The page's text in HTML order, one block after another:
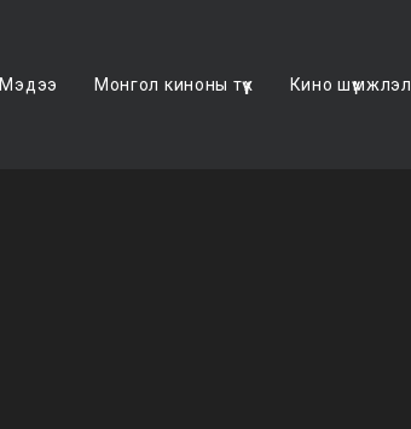
Мэдээ Монгол киноны түүх Кино шүүмжлэл